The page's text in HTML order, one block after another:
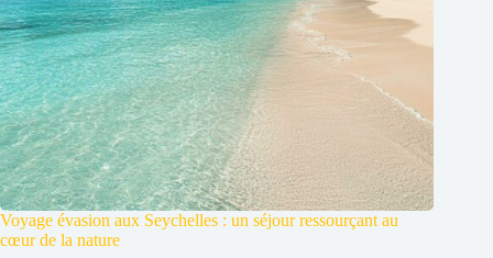
Voyage évasion aux Seychelles : un séjour ressourçant au
cœur de la nature